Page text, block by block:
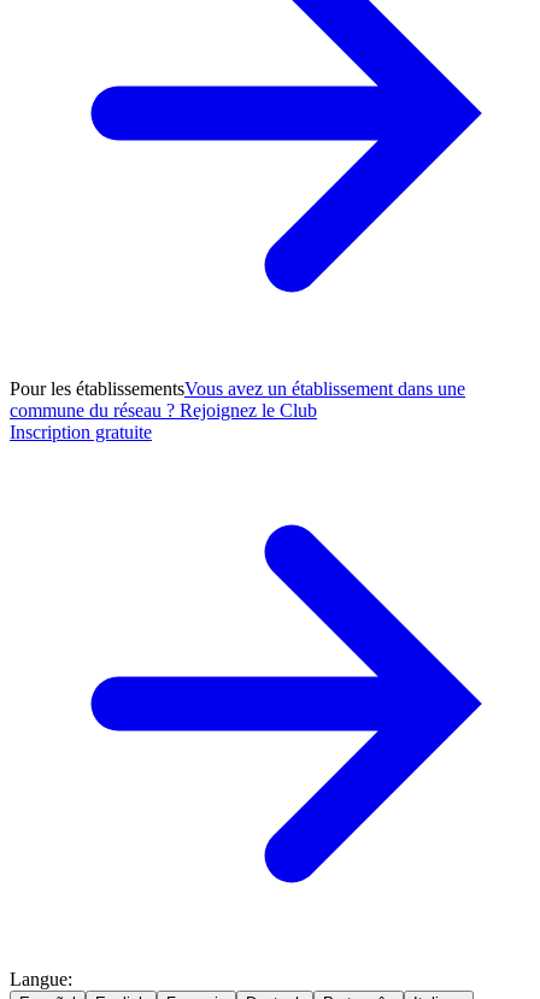
Pour les établissementsVous avez un établissement dans une
commune du réseau ? Rejoignez le Club
Inscription gratuite
Langue: